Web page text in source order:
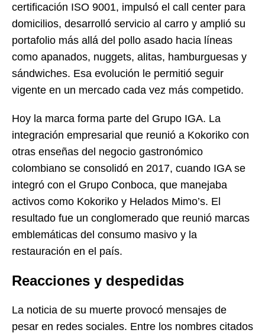
certificación ISO 9001, impulsó el call center para
domicilios, desarrolló servicio al carro y amplió su
portafolio más allá del pollo asado hacia líneas
como apanados, nuggets, alitas, hamburguesas y
sándwiches. Esa evolución le permitió seguir
vigente en un mercado cada vez más competido.
Hoy la marca forma parte del Grupo IGA. La
integración empresarial que reunió a Kokoriko con
otras enseñas del negocio gastronómico
colombiano se consolidó en 2017, cuando IGA se
integró con el Grupo Conboca, que manejaba
activos como Kokoriko y Helados Mimo’s. El
resultado fue un conglomerado que reunió marcas
emblemáticas del consumo masivo y la
restauración en el país.
Reacciones y despedidas
La noticia de su muerte provocó mensajes de
pesar en redes sociales. Entre los nombres citados